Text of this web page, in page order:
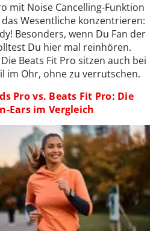
mit Noise Cancelling-Funktion
Wesentliche konzentrieren:
Besonders, wenn Du Fan der
Du hier mal reinhören.
Beats Fit Pro sitzen auch bei
im Ohr, ohne zu verrutschen.
Pro vs. Beats Fit Pro: Die
Ears im Vergleich